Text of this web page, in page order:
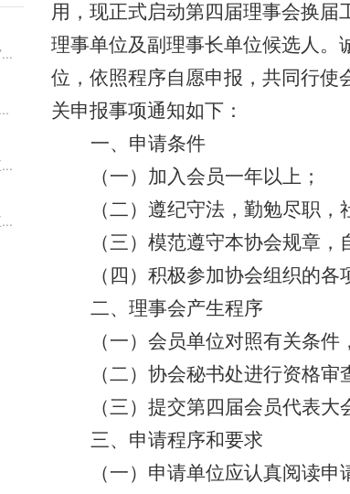
用，现正式启动第四届理事会换
理事单位及副理事长单位候选人。
位，依照程序自愿申报，共同行使
关申报事项通知如下：
一、申请条件
（一）加入会员一年以上；
（二）遵纪守法，勤勉尽职，
（三）模范遵守本协会规章，
（四）积极参加协会组织的
二、理事会产生程序
（一）会员单位对照有关条件
（二）协会秘书处进行资格审
（三）提交第四届会员代表大
三、申请程序和要求
（一） 申请单位应认真阅读申